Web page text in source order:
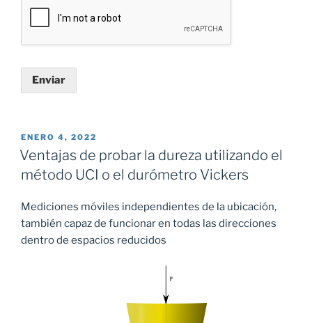
Enviar
PUBLICADO
EL
ENERO 4, 2022
Ventajas de probar la dureza utilizando el
método UCI o el durómetro Vickers
Mediciones móviles independientes de la ubicación,
también capaz de funcionar en todas las direcciones
dentro de espacios reducidos